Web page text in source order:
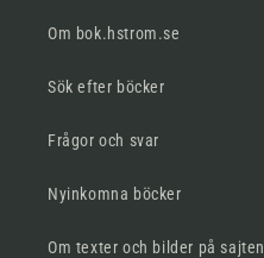
Om bok.hstrom.se
Sök efter böcker
Frågor och svar
Nyinkomna böcker
Om texter och bilder på sajten